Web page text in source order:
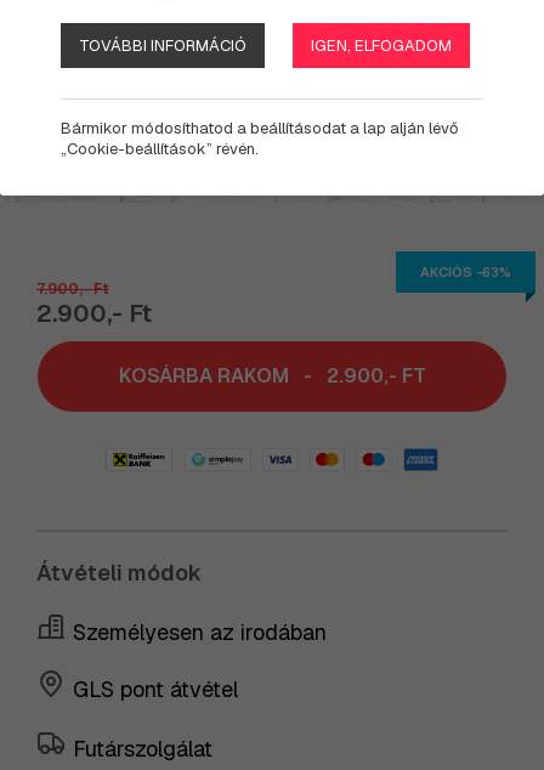
AKCIÓS -63%
7.900,- Ft
2.900,- Ft
KOSÁRBA RAKOM - 2.900,- FT
Átvételi módok
Személyesen az irodában
GLS pont átvétel
Futárszolgálat
TOVÁBBI INFORMÁCIÓ IGEN, ELFOGADOM
Bármikor módosíthatod a beállításodat a lap alján lévő
„Cookie-beállítások” révén.